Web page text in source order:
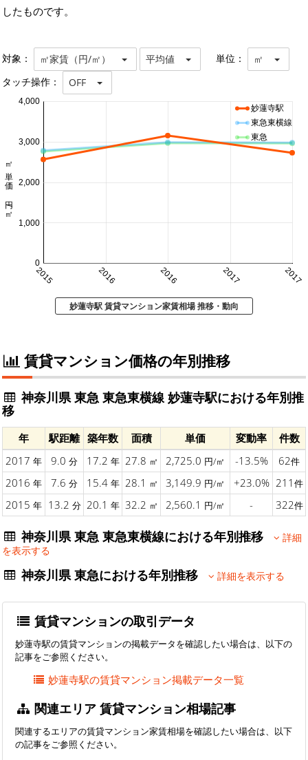
したものです。
対象： ㎡家賃（円/㎡） 平均値 単位： ㎡
タッチ操作： OFF
2015 2016 2016 2017 2017
0
1,000
2,000
3,000
4,000
㎡単価 円/㎡
妙蓮寺駅
東急東横線
東急
妙蓮寺駅 賃貸マンション家賃相場 推移・動向
賃貸マンション価格の年別推移
神奈川県 東急 東急東横線 妙蓮寺駅における年別推
移
年 駅距離 築年数 面積 単価 変動率
件数
2017 年 9.0 分 17.2 年 27.8 ㎡ 2,725.0 円/㎡ -13.5% 62件
2016 年 7.6 分 15.4 年 28.1 ㎡ 3,149.9 円/㎡ +23.0% 211 件
2015 年 13.2 分 20.1 年 32.2 ㎡ 2,560.1 円/㎡ - 322件
神奈川県 東急 東急東横線における年別推移
詳細
を表示する
神奈川県 東急における年別推移 詳細を表示する
賃貸マンションの取引データ
妙蓮寺駅の賃貸マンションの掲載データを確認したい場合は、以下の
記事をご参照ください。
妙蓮寺駅の賃貸マンション掲載データ一覧
関連エリア 賃貸マンション相場記事
関連するエリアの賃貸マンション家賃相場を確認したい場合は、以下
の記事をご参照ください。